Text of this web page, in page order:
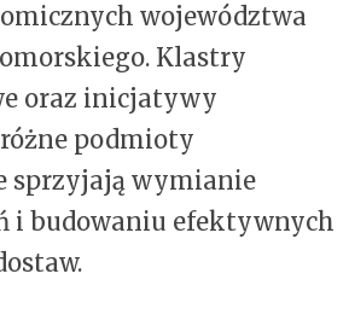
województwa
Klastry
oraz inicjatywy
podmioty
sprzyjają wymianie
i budowaniu efektywnych